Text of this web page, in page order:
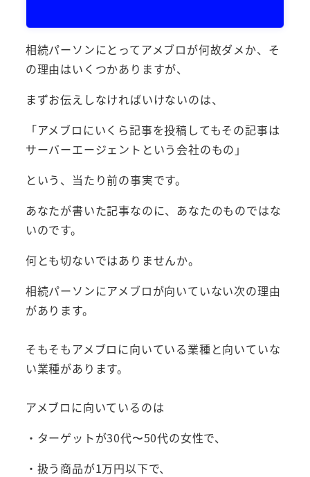
相続パーソンにとってアメブロが何故ダメか、そ
の理由はいくつかありますが、
まずお伝えしなければいけないのは、
「アメブロにいくら記事を投稿してもその記事は
サーバーエージェントという会社のもの」
という、当たり前の事実です。
あなたが書いた記事なのに、あなたのものではな
いのです。
何とも切ないではありませんか。
相続パーソンにアメブロが向いていない次の理由
があります。
そもそもアメブロに向いている業種と向いていな
い業種があります。
アメブロに向いているのは
・ターゲットが30代〜50代の女性で、
・扱う商品が1万円以下で、